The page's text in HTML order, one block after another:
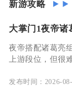
新游攻略
大掌门1夜帝诸
夜帝搭配诸葛亮
上游段位，但很
发布时间：2026-